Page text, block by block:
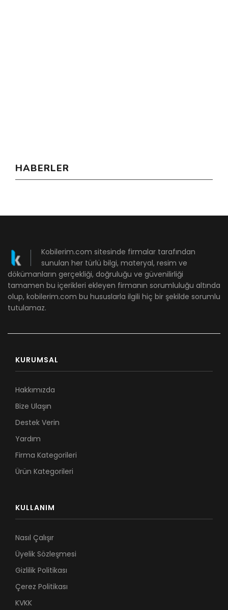
HABERLER
Kobilerim.com sitesinde firmalar tarafından
sunulan her türlü bilgi, materyal, resim ve
dökümanların gerçekliği, doğruluğu ve güvenilirliği
tamamen bu içerikleri ekleyen firmanın sorumluluğu altında
olup, kobilerim.com bu hususlarla ilgili hiç bir şekilde sorumlu
tutulamaz.
KURUMSAL
Hakkımızda
Bize Ulaşın
Destek Verin
Yardım
Firma Kategorileri
Ürün Kategorileri
KULLANIM
Nasıl Çalışır
Üyelik Sözleşmesi
Gizlilik Politikası
Çerez Politikası
KVKK